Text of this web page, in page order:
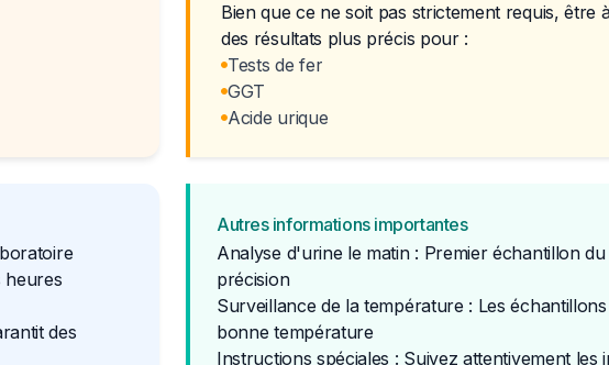
Bien que ce ne soit pas strictement requis, être
des résultats plus précis pour :
Tests de fer
GGT
Acide urique
heures
des
Autres informations importantes
Analyse d'urine le matin : Premier échantillon
précision
Surveillance de la température : Les
bonne température
Instructions spéciales : Suivez attentivement les